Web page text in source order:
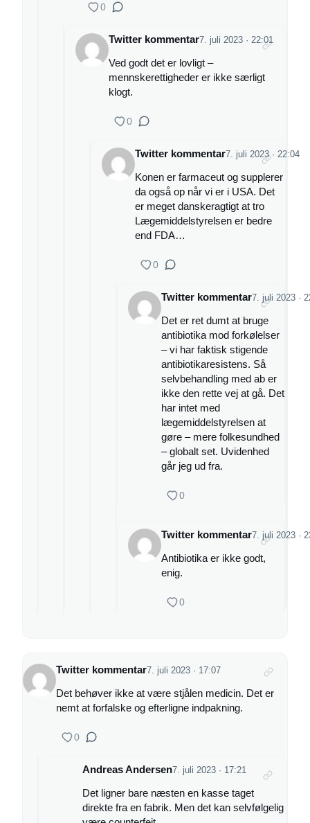
0
Twitter kommentar7. juli 2023 · 22:01
Ved godt det er lovligt –
mennskerettigheder er ikke særligt
klogt.
0
Twitter kommentar7. juli 2023 · 22:04
Konen er farmaceut og supplerer
da også op når vi er i USA. Det
er meget danskeragtigt at tro
Lægemiddelstyrelsen er bedre
end FDA…
0
Twitter kommentar7. juli 2023 ·
Det er ret dumt at bruge
antibiotika mod forkølelser
– vi har faktisk stigende
antibiotikaresistens. Så
selvbehandling med ab er
ikke den rette vej at gå. Det
har intet med
lægemiddelstyrelsen at
gøre – mere folkesundhed
– globalt set. Uvidenhed
går jeg ud fra.
0
Twitter kommentar7. juli 2023 ·
Antibiotika er ikke godt,
enig.
0
Twitter kommentar7. juli 2023 · 17:07
Det behøver ikke at være stjålen medicin. Det er
nemt at forfalske og efterligne indpakning.
0
Andreas Andersen7. juli 2023 · 17:21
Det ligner bare næsten en kasse taget
direkte fra en fabrik. Men det kan selvfølgelig